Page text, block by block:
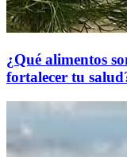
¿Qué alimentos
fortalecer tu